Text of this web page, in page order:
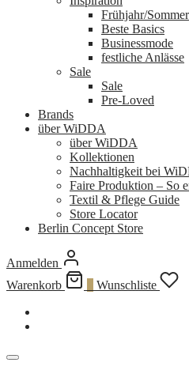
Frühjahr/Sommer
Beste Basics
Businessmode
festliche Anlässe
Sale
Sale
Pre-Loved
Brands
über WiDDA
über WiDDA
Kollektionen
Nachhaltigkeit bei
Faire Produktion – So
Textil & Pflege Guide
Store Locator
Berlin Concept Store
Anmelden
Warenkorb
Wunschliste